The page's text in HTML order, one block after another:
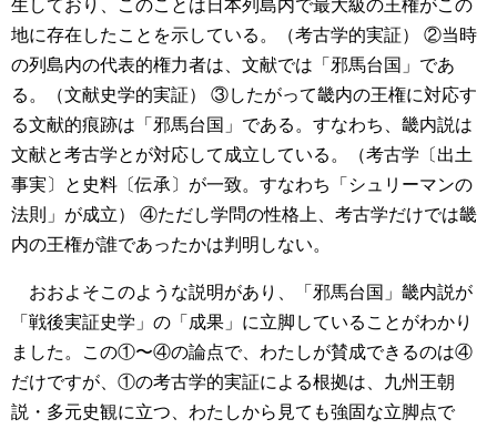
生しており、このことは日本列島内で最大級の王権がこの
地に存在したことを示している。（考古学的実証）
②当時
の列島内の代表的権力者は、文献では「邪馬台国」であ
る。（文献史学的実証）
③したがって畿内の王権に対応す
る文献的痕跡は「邪馬台国」である。すなわち、畿内説は
文献と考古学とが対応して成立している。（考古学〔出土
事実〕と史料〔伝承〕が一致。すなわち「シュリーマンの
法則」が成立）
④ただし学問の性格上、考古学だけでは畿
内の王権が誰であったかは判明しない。
おおよそこのような説明があり、「邪馬台国」畿内説が
「戦後実証史学」の「成果」に立脚していることがわかり
ました。この①〜④の論点で、わたしが賛成できるのは④
だけですが、①の考古学的実証による根拠は、九州王朝
説・多元史観に立つ、わたしから見ても強固な立脚点で